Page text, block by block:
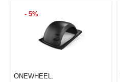
- 5%
ONEWHEEL.